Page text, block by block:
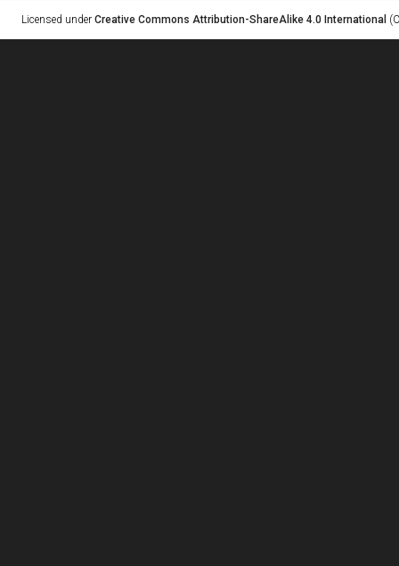
Licensed under Creative Commons Attribution-ShareAlike 4.0 International